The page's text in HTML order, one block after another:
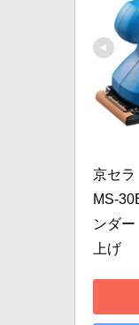
京セラ
MS-
ンダ
上げ